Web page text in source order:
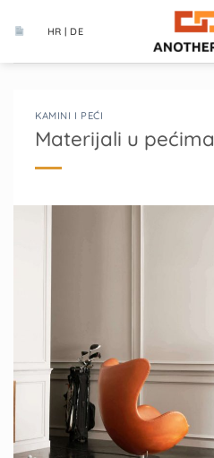
HR | DE
KAMINI I PEĆI
Materijali u pećima